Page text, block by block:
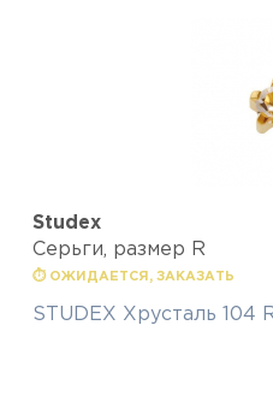
Studex
Серьги, размер R
⏱ ОЖИДАЕТСЯ, ЗАКАЗАТЬ
STUDEX Хрусталь 104